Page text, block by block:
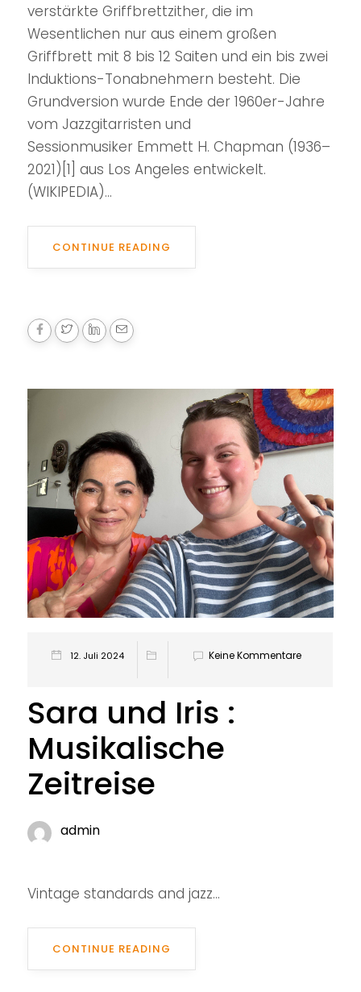
verstärkte Griffbrettzither, die im
Wesentlichen nur aus einem großen
Griffbrett mit 8 bis 12 Saiten und ein bis zwei
Induktions-Tonabnehmern besteht. Die
Grundversion wurde Ende der 1960er-Jahre
vom Jazzgitarristen und
Sessionmusiker Emmett H. Chapman (1936–
2021)[1] aus Los Angeles entwickelt.
(WIKIPEDIA)...
CONTINUE READING
12. Juli 2024 Keine Kommentare
Sara und Iris :
Musikalische
Zeitreise
admin
Vintage standards and jazz...
CONTINUE READING